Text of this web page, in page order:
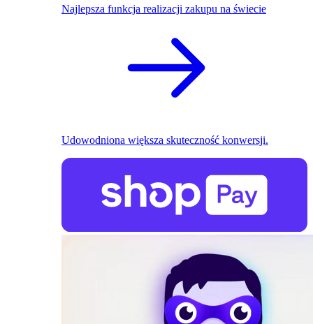
Najlepsza funkcja realizacji zakupu na świecie
Udowodniona większa skuteczność konwersji.